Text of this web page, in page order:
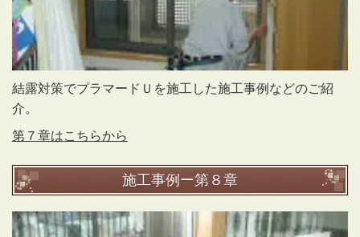
結露対策でプラマードＵを施工した施工事例などのご紹
介。
第７章はこちらから
施工事例ー第８章